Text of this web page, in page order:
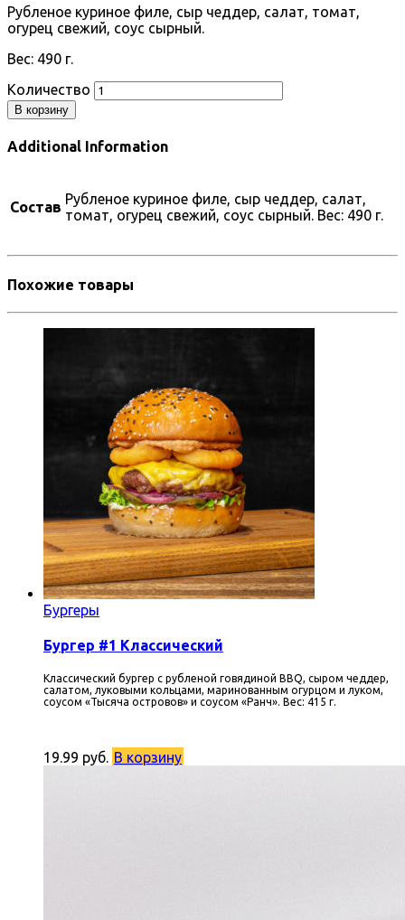
Рубленое куриное филе, сыр чеддер, салат, томат,
огурец свежий, соус сырный.
Вес: 490 г.
Количество
В корзину
Additional Information
Состав Рубленое куриное филе, сыр чеддер, салат,
томат, огурец свежий, соус сырный. Вес: 490 г.
Похожие товары
Бургеры
Бургер #1 Классический
Классический бургер с рубленой говядиной BBQ, сыром чеддер,
салатом, луковыми кольцами, маринованным огурцом и луком,
соусом «Тысяча островов» и соусом «Ранч». Вес: 415 г.
19.99 руб. В корзину